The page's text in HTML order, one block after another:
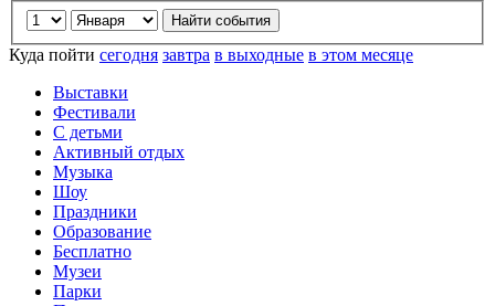
Куда пойти сегодня завтра в выходные в этом месяце
Выставки
Фестивали
С детьми
Активный отдых
Музыка
Шоу
Праздники
Образование
Бесплатно
Музеи
Парки